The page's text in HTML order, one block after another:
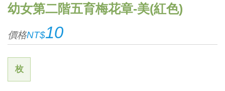
幼女第二階五育梅花章-美(紅色)
價格NT$10
枚